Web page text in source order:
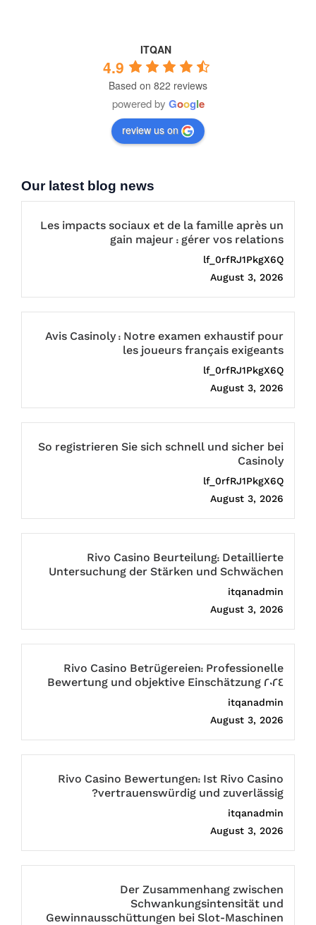
ITQAN
4.9
Based on 822 reviews
powered by Google
review us on
Our latest blog news
Les impacts sociaux et de la famille après un
gain majeur : gérer vos relations
lf_0rfRJ1PkgX6Q
August 3, 2026
Avis Casinoly : Notre examen exhaustif pour
les joueurs français exigeants
lf_0rfRJ1PkgX6Q
August 3, 2026
So registrieren Sie sich schnell und sicher bei
Casinoly
lf_0rfRJ1PkgX6Q
August 3, 2026
Rivo Casino Beurteilung: Detaillierte
Untersuchung der Stärken und Schwächen
itqanadmin
August 3, 2026
Rivo Casino Betrügereien: Professionelle
Bewertung und objektive Einschätzung 2024
itqanadmin
August 3, 2026
Rivo Casino Bewertungen: Ist Rivo Casino
vertrauenswürdig und zuverlässig?
itqanadmin
August 3, 2026
Der Zusammenhang zwischen
Schwankungsintensität und
Gewinnausschüttungen bei Slot-Maschinen